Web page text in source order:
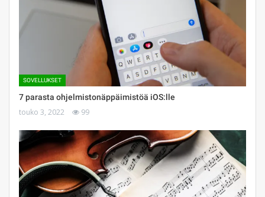
SOVELLUKSET
7 parasta ohjelmistonäppäimistöä iOS:lle
touko 3, 2022 99